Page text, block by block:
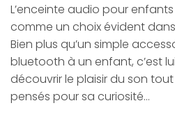
L’enceinte audio pour enfants
comme un choix évident
Bien plus qu’un simple
bluetooth à un enfant, c’est
découvrir le plaisir du son
pensés pour sa curiosité…